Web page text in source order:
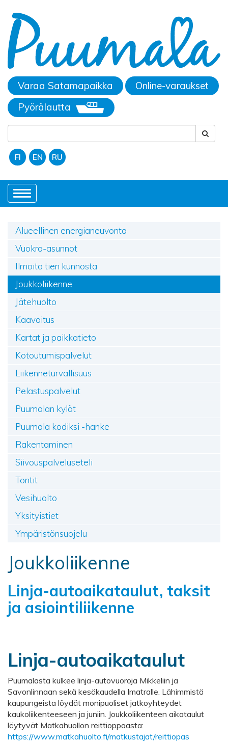
Varaa Satamapaikka
Online-varaukset
Pyörälautta
FI EN RU
Toggle
navigation
Alueellinen energianeuvonta
Vuokra-asunnot
Ilmoita tien kunnosta
Joukkoliikenne
Jätehuolto
Kaavoitus
Kartat ja paikkatieto
Kotoutumispalvelut
Liikenneturvallisuus
Pelastuspalvelut
Puumalan kylät
Puumala kodiksi -hanke
Rakentaminen
Siivouspalveluseteli
Tontit
Vesihuolto
Yksityistiet
Ympäristönsuojelu
Joukkoliikenne
Linja-autoaikataulut, taksit
ja asiointiliikenne
Linja-autoaikataulut
Puumalasta kulkee linja-autovuoroja Mikkeliin ja
Savonlinnaan sekä kesäkaudella Imatralle. Lähimmistä
kaupungeista löydät monipuoliset jatkoyhteydet
kaukoliikenteeseen ja juniin. Joukkoliikenteen aikataulut
löytyvät Matkahuollon reittioppaasta:
https://www.matkahuolto.fi/matkustajat/reittiopas